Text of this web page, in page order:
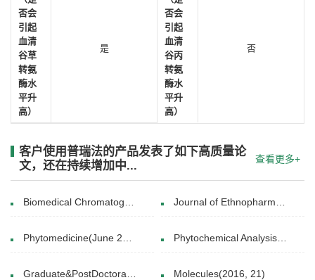
否会
引起
血清
谷草
转氨
酶水
平升
高）
是
否会
引起
血清
谷丙
转氨
酶水
平升
高）
否
客户使用普瑞法的产品发表了如下高质量论
文，还在持续增加中...
查看更多+
Biomedical Chromatography(21 January 2021) Journal of Ethnopharmacology(5 December 2024)
Phytomedicine(June 2024) Phytochemical Analysis(29 JUL 2015)
Graduate&PostDoctoralStudies(7-22-2021) Molecules(2016, 21)